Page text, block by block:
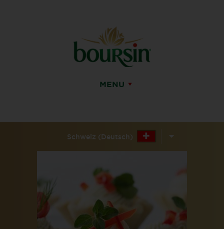
MENU
Schweiz (Deutsch)